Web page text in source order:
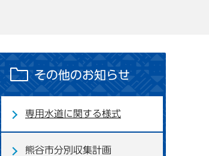
その他のお知らせ
専用水道に関する様式
熊谷市分別収集計画